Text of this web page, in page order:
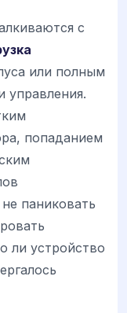
с
или полным
управления.
попаданием
паниковать
ли устройство